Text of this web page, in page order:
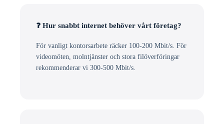
❓ Hur snabbt internet behöver vårt företag?
För vanligt kontorsarbete räcker 100-200 Mbit/s. För
videomöten, molntjänster och stora filöverföringar
rekommenderar vi 300-500 Mbit/s.